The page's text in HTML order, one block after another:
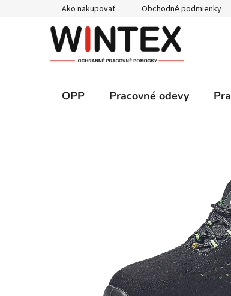
Ako nakupovať Obchodné podmienky
OPP Pracovné odevy